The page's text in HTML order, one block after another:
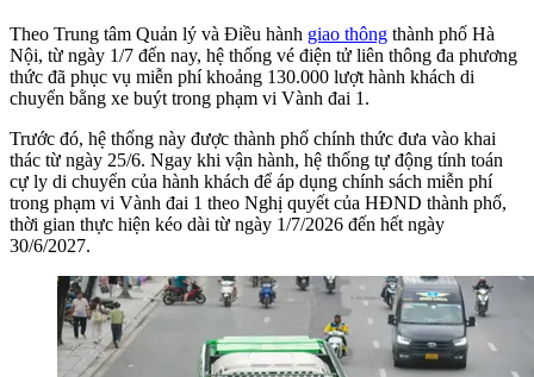
Theo Trung tâm Quản lý và Điều hành giao thông thành phố Hà
Nội, từ ngày 1/7 đến nay, hệ thống vé điện tử liên thông đa phương
thức đã phục vụ miễn phí khoảng 130.000 lượt hành khách di
chuyển bằng xe buýt trong phạm vi Vành đai 1.
Trước đó, hệ thống này được thành phố chính thức đưa vào khai
thác từ ngày 25/6. Ngay khi vận hành, hệ thống tự động tính toán
cự ly di chuyển của hành khách để áp dụng chính sách miễn phí
trong phạm vi Vành đai 1 theo Nghị quyết của HĐND thành phố,
thời gian thực hiện kéo dài từ ngày 1/7/2026 đến hết ngày
30/6/2027.